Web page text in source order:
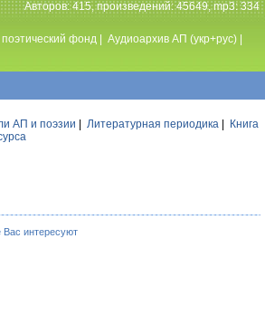
Авторов: 415, произведений: 45649, mp3: 334
фонд Аудиоархив АП (укр+рус)
АП и поэзии Литературная периодика
Книга
Вас интересуют